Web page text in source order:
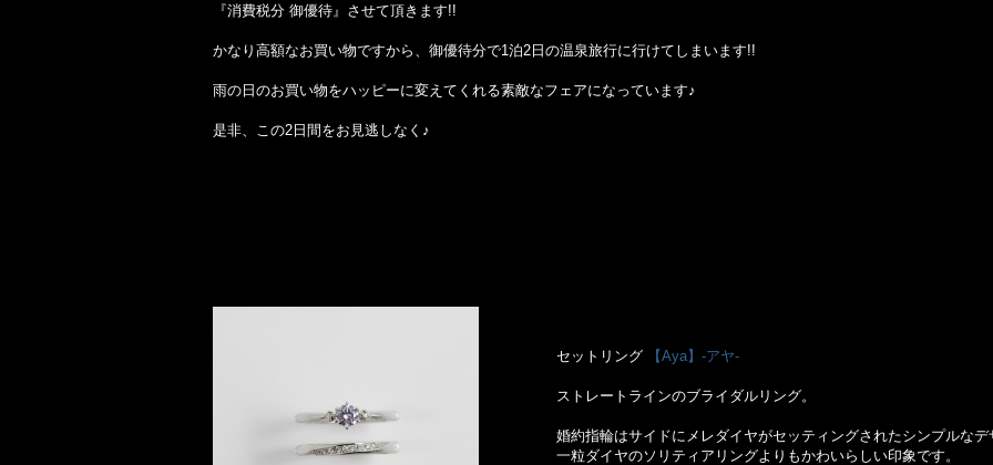
『消費税分 御優待』させて頂きます!!
かなり高額なお買い物ですから、御優待分で1泊2日の温泉旅行に行けてしまいます!!
雨の日のお買い物をハッピーに変えてくれる素敵なフェアになっています♪
是非、この2日間をお見逃しなく♪
セットリング 【Aya】-アヤ-
ストレートラインのブライダルリング。
婚約指輪はサイドにメレダイヤがセッティングされたシンプルなデ
一粒ダイヤのソリティアリングよりもかわいらしい印象です。